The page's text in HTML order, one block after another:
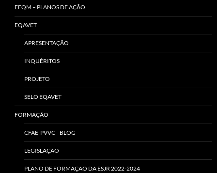
EFQM – PLANOS DE AÇÃO
EQAVET
APRESENTAÇÃO
INQUÉRITOS
PROJETO
SELO EQAVET
FORMAÇÃO
CFAE-PVVC –BLOG
LEGISLAÇÃO
PLANO DE FORMAÇÃO DA ESJR 2022-2024